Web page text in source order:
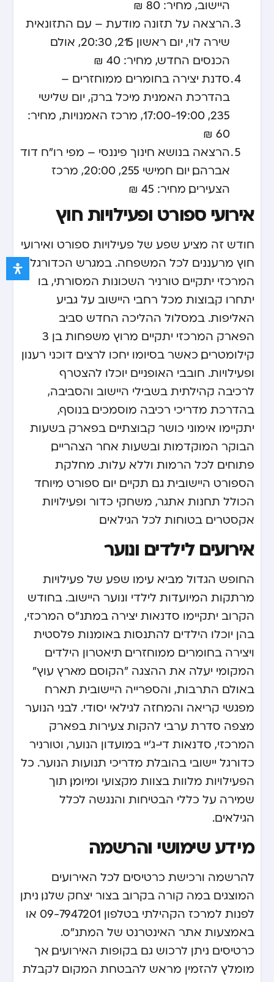
היישוב, מחיר: 80 ₪
הרצאה על תזונה מודעת – עם התזונאית
שירה לוי, יום ראשון 21.5, 20:30, אולם
הכנסים החדש, מחיר: 40 ₪
סדנת יצירה בחומרים ממוחזרים –
בהדרכת האמנית מיכל ברק, יום שלישי
23.5, 17:00-19:00, מרכז האמנויות, מחיר:
60 ₪
הרצאה בנושא חינוך פיננסי – מפי רו"ח דוד
אברהם, יום חמישי 25.5, 20:00, מרכז
הצעירים, מחיר: 45 ₪
אירועי ספורט ופעילויות חוץ
חודש זה מציע שפע של פעילויות ספורט ואירועי
חוץ מרעננים לכל המשפחה. במגרש הכדורגל
המרכזי יתקיים טורניר השכונות המסורתי, בו
יתחרו קבוצות מכל רחבי היישוב על גביע
האליפות. במסלול ההליכה החדש סביב
הפארק המרכזי יתקיים מרוץ משפחות בן 3
קילומטרים, כאשר בסיומו יחכו לרצים דוכני רענון
ופעילויות. חובבי האופניים יוכלו להצטרף
לרכיבה קהילתית בשבילי היישוב והסביבה,
בהדרכת מדריכי רכיבה מוסמכים. בנוסף,
יתקיימו אימוני כושר קבוצתיים בפארק בשעות
הבוקר המוקדמות ובשעות אחר הצהריים,
פתוחים לכל הרמות וללא עלות. מחלקת
הספורט היישובית גם תקיים יום ספורט מיוחד
הכולל תחנות אתגר, משחקי כדור ופעילויות
אקסטרים בטוחות לכל הגילאים.
אירועים לילדים ונוער
החופש הגדול מביא עימו שפע של פעילויות
מרתקות המיועדות לילדי ונוער היישוב. בחודש
הקרוב יתקיימו סדנאות יצירה במתנ"ס המרכזי,
בהן יוכלו הילדים להתנסות באומנות פלסטית
ויצירה בחומרים ממוחזרים. תיאטרון הילדים
המקומי יעלה את ההצגה "הקוסם מארץ עוץ"
באולם התרבות, והספרייה היישובית תארח
מפגשי קריאה והמחזה לגילאי יסודי. לבני הנוער
מצפה סדרת ערבי להקות צעירות בפארק
המרכזי, סדנאות די-ג'יי במועדון הנוער, וטורניר
כדורגל יישובי בהובלת מדריכי תנועות הנוער. כל
הפעילויות מלוות בצוות מקצועי ומיומן, תוך
שמירה על כללי הבטיחות והנגשה לכלל
הגילאים.
מידע שימושי והרשמה
להרשמה ורכישת כרטיסים לכל האירועים
המוצגים במה קורה בקרוב בצור יצחק שלנו, ניתן
לפנות למרכז הקהילתי בטלפון 09-7947201 או
באמצעות אתר האינטרנט של המתנ"ס.
כרטיסים ניתן לרכוש גם בקופות האירועים, אך
מומלץ להזמין מראש להבטחת המקום. לקבלת